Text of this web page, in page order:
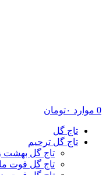
۰تومان
گل ترحیم
تاج گل بهشت زهرا
تاج گل فوت مادر